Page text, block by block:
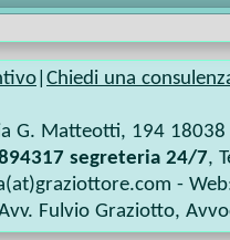
Chiedi una
G. Matteotti, 194 18038
segreteria 24/7,
-
Fulvio Graziotto,